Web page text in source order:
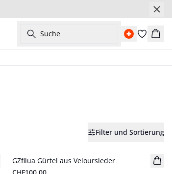
Suche
Filter und Sortierung
Neuheiten
GZfilua Gürtel aus Veloursleder